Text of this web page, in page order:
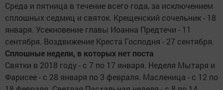
Среда и пятница в течение всего года, за исключением
сплошных седмиц и святок. Крещенский сочельник - 18
января. Усекновение главы Иоанна Предтечи - 11
сентября. Воздвижение Креста Господня - 27 сентября.
Сплошные недели, в которых нет поста
Святки в 2018 году - с 7 по 17 января. Неделя Мытаря и
Фарисее - с 28 января по 3 февраля. Масленица - с 12 по